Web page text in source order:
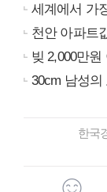
세계에서 가
천안 아파트
빚 2,000만
30cm 남성의
한국